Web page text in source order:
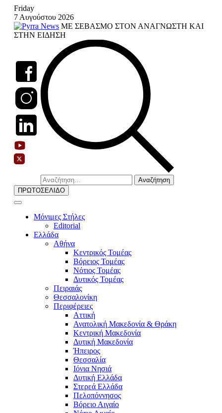
Skip
content
Friday
7 Αυγούστου 2026
ΜΕ ΣΕΒΑΣΜΟ ΣΤΟΝ ΑΝΑΓΝΩΣΤΗ ΚΑΙ
ΣΤΗΝ ΕΙΔΗΣΗ
Αναζήτηση
για:
ΠΡΩΤΟΣΕΛΙΔΟ
Μόνιμες Στήλες
Editorial
Ελλάδα
Αθήνα
Κεντρικός Τομέας
Βόρειος Τομέας
Νότιος Τομέας
Δυτικός Τομέας
Πειραιάς
Θεσσαλονίκη
Περιφέρειες
Αττική
Ανατολική Μακεδονία & Θράκη
Κεντρική Μακεδονία
Δυτική Μακεδονία
Ήπειρος
Θεσσαλία
Ιόνια Νησιά
Δυτική Ελλάδα
Στερεά Ελλάδα
Πελοπόννησος
Βόρειο Αιγαίο